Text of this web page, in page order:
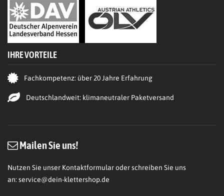
IHRE VORTEILE
Fachkompetenz: über 20 Jahre Erfahrung
Deutschlandweit: klimaneutraler Paketversand
Mailen Sie uns!
Nutzen Sie unser Kontaktformular oder schreiben Sie uns
an: service@dein-klettershop.de